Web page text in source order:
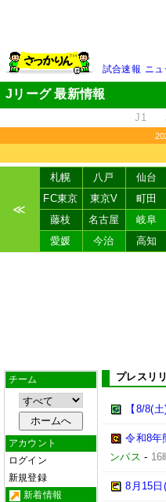
試合速報 ニュ
Jリーグ 最新情報
J1
≪
札幌 八戸 仙台
FC東京
東京V 町田
藤枝
名古屋 岐阜
愛媛
今治 高知
チーム
アカウント
ログイン
新規登録
新着情報
プレスリ
【8/8(
令和8年
ンパス - 16
8月15